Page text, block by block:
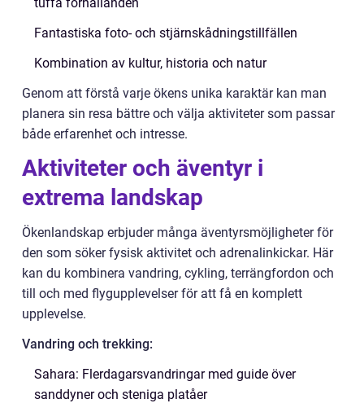
Fantastiska foto- och stjärnskådningstillfällen
Kombination av kultur, historia och natur
Genom att förstå varje ökens unika karaktär kan man
planera sin resa bättre och välja aktiviteter som passar
både erfarenhet och intresse.
Aktiviteter och äventyr i
extrema landskap
Ökenlandskap erbjuder många äventyrsmöjligheter för
den som söker fysisk aktivitet och adrenalinkickar. Här
kan du kombinera vandring, cykling, terrängfordon och
till och med flygupplevelser för att få en komplett
upplevelse.
Vandring och trekking:
Sahara: Flerdagarsvandringar med guide över
sanddyner och steniga platåer